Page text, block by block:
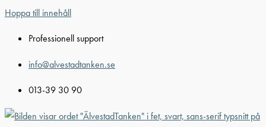
Hoppa till innehåll
Professionell support
info@alvestadtanken.se
013-39 30 90